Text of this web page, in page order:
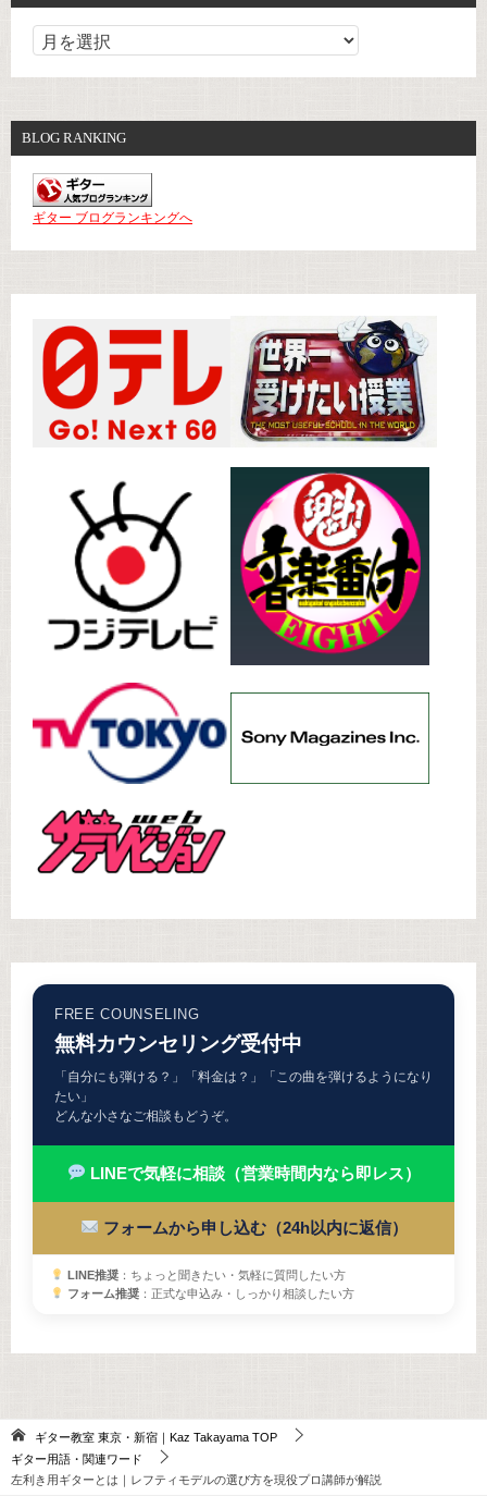
BLOG RANKING
ギター ブログランキングへ
FREE COUNSELING
無料カウンセリング受付中
「自分にも弾ける？」「料金は？」「この曲を弾けるようになり
たい」
どんな小さなご相談もどうぞ。
LINEで気軽に相談（営業時間内なら即レス）
フォームから申し込む（24h以内に返信）
LINE推奨：ちょっと聞きたい・気軽に質問したい方
フォーム推奨：正式な申込み・しっかり相談したい方
ギター教室 東京・新宿｜Kaz Takayama TOP
ギター用語・関連ワード
左利き用ギターとは｜レフティモデルの選び方を現役プロ講師が解説